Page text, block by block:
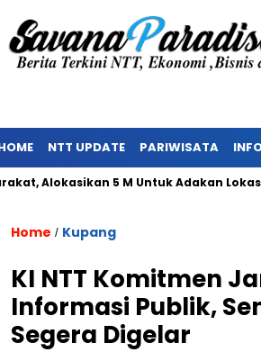
NTT UPDATE PARIWISATA
5 M Untuk Adakan Lokasi TPST
Home / Kupang
KI NTT Komitmen
Informasi Publik,
Segera Digelar